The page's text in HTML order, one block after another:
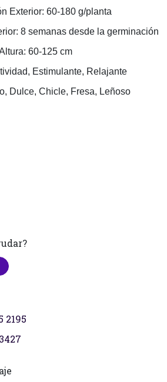
Exterior: 60-180 g/planta
8 semanas desde la germinación
60-125 cm
Estimulante, Relajante
Dulce, Chicle, Fresa, Leñoso
2195